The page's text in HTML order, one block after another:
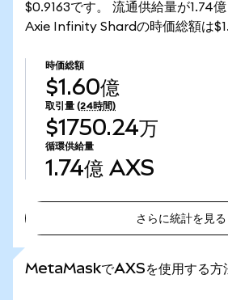
$0.9163です。 流通供給量が1.74億
Axie Infinity Shardの時価総額は
時価総額
$1.60億
取引量 (24時間)
$1750.24万
循環供給量
1.74億 AXS
さらに統計を見る
MetaMaskでAXSを使用する方